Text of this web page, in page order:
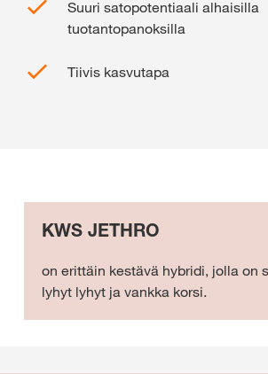
Suuri satopotentiaali alhaisilla
tuotantopanoksilla
Tiivis kasvutapa
KWS JETHRO
on erittäin kestävä hybridi, jolla on
lyhyt lyhyt ja vankka korsi.